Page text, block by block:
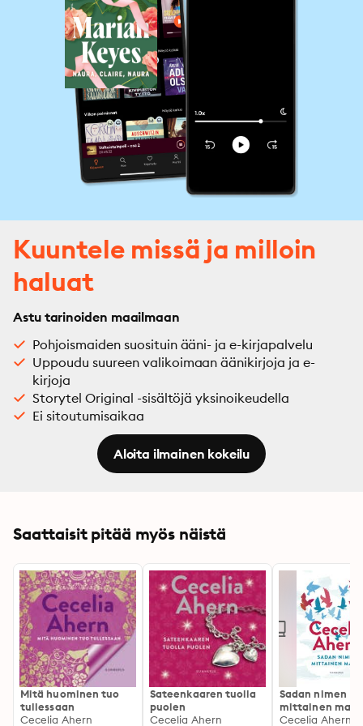
Kuuntele missä ja milloin
haluat
Astu tarinoiden maailmaan
Pohjoismaiden suosituin ääni- ja e-kirjapalvelu
Uppoudu suureen valikoimaan äänikirjoja ja e-
kirjoja
Storytel Original -sisältöjä yksinoikeudella
Ei sitoutumisaikaa
Aloita ilmainen kokeilu
Saattaisit pitää myös näistä
Mitä huominen tuo
tullessaan
Cecelia Ahern
Sateenkaaren tuolla
puolen
Cecelia Ahern
Sadan nimen
mittainen
Cecelia Ahern